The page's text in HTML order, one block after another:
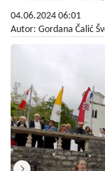
04.06.2024 06:01
Autor: Gordana Čalić